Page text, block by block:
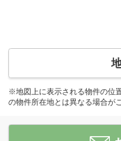
※地図上に表示される物件の位
の物件所在地とは異なる場合が